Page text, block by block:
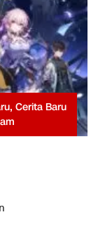
Cerita Baru